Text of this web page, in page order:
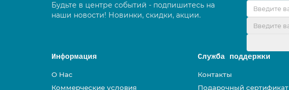
Будьте в центре событий - подпишитесь на
наши новости! Новинки, скидки, акции.
Информация
О Нас
Коммерческие условия
Служба поддержки
Контакты
Подарочный сертификат